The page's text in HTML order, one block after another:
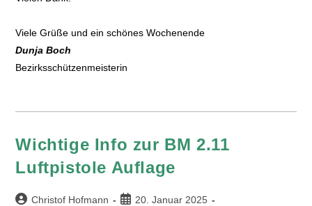
Viele Grüße und ein schönes Wochenende
Dunja Boch
Bezirksschützenmeisterin
Wichtige Info zur BM 2.11
Luftpistole Auflage
Christof Hofmann
20. Januar 2025